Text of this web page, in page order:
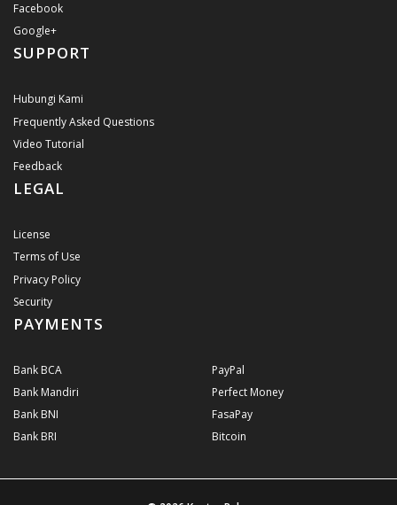
Facebook
Google+
SUPPORT
Hubungi Kami
Frequently Asked Questions
Video Tutorial
Feedback
LEGAL
License
Terms of Use
Privacy Policy
Security
PAYMENTS
Bank BCA
Bank Mandiri
Bank BNI
Bank BRI
PayPal
Perfect Money
FasaPay
Bitcoin